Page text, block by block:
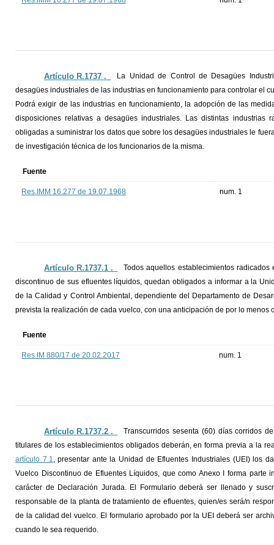
Artículo R.1737 ._
La Unidad de Control de Desagües
desagües industriales de las industrias en funcionamiento para controlar el
Podrá exigir de las industrias en funcionamiento, la adopción de las
disposiciones relativas a desagües industriales. Las distintas industrias
obligadas a suministrar los datos que sobre los desagües industriales le
de investigación técnica de los funcionarios de la misma.
Fuente
Res.IMM 16.277 de 19.07.1968 num. 1
Artículo R.1737.1 ._
Todos aquellos establecimientos
discontinuo de sus efluentes líquidos, quedan obligados a informar a la
de la Calidad y Control Ambiental, dependiente del Departamento de
prevista la realización de cada vuelco, con una anticipación de por lo menos
Fuente
Res.IM 880/17 de 20.02.2017 num. 1
Artículo R.1737.2 ._
Transcurridos sesenta (60) días corridos
titulares de los establecimientos obligados deberán, en forma previa a la
artículo 7.1, presentar ante la Unidad de Efluentes Industriales (UEI) los
Vuelco Discontinuo de Efluentes Líquidos, que como Anexo I forma parte
carácter de Declaración Jurada. El Formulario deberá ser llenado y
responsable de la planta de tratamiento de efluentes, quien/es será/n
de la calidad del vuelco. El formulario aprobado por la UEI deberá ser
cuando le sea requerido.